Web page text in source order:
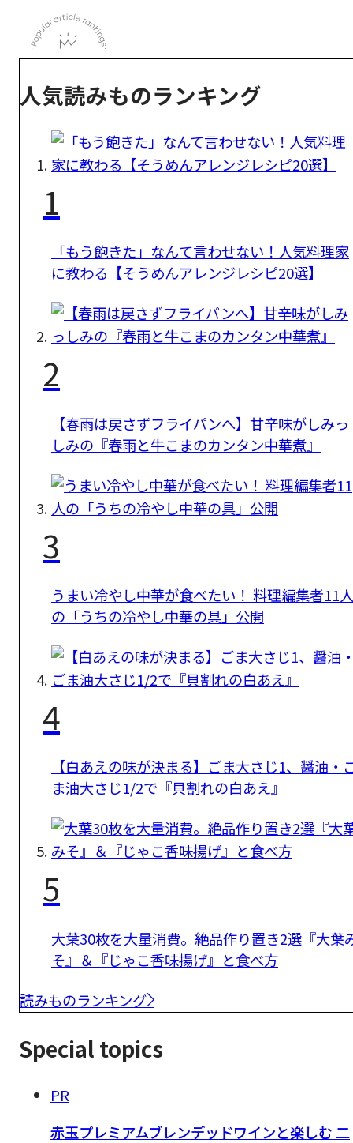
人気読みものランキング
1
「もう飽きた」なんて言わせない！人気料理家
に教わる【そうめんアレンジレシピ20選】
2
【春雨は戻さずフライパンへ】甘辛味がしみっ
しみの『春雨と牛こまのカンタン中華煮』
3
うまい冷やし中華が食べたい！ 料理編集者11人
の「うちの冷やし中華の具」公開
4
【白あえの味が決まる】ごま大さじ1、醤油・
ま油大さじ1/2で『貝割れの白あえ』
5
大葉30枚を大量消費。絶品作り置き2選『大葉
そ』＆『じゃこ香味揚げ』と食べ方
読みものランキング
Special topics
PR
赤玉プレミアムブレンデッドワインと楽しむ 二